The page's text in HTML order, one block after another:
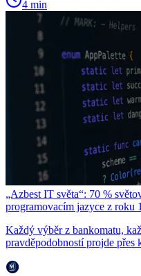
4 min
„Azbest IT světa“: 70 %
programovacím jazyce z roku
Každý výběr z bankomatu,
pravděpodobností projde přes